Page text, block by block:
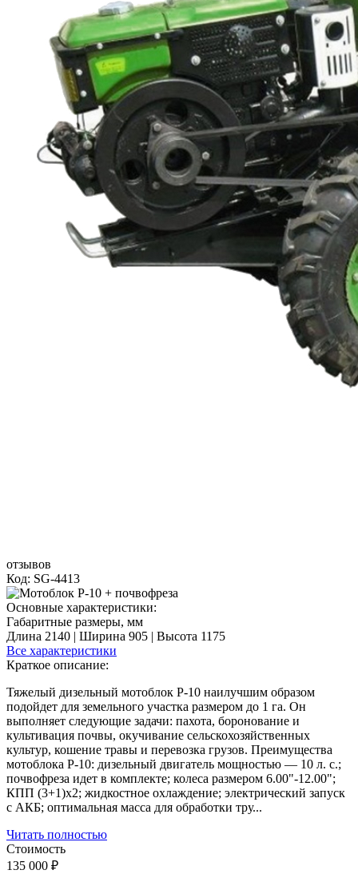
отзывов
Код: SG-4413
Основные характеристики:
Габаритные размеры, мм
Длина 2140 | Ширина 905 | Высота 1175
Все характеристики
Краткое описание:
Тяжелый дизельный мотоблок Р-10 наилучшим образом
подойдет для земельного участка размером до 1 га. Он
выполняет следующие задачи: пахота, боронование и
культивация почвы, окучивание сельскохозяйственных
культур, кошение травы и перевозка грузов. Преимущества
мотоблока Р-10: дизельный двигатель мощностью — 10 л. с.;
почвофреза идет в комплекте; колеса размером 6.00"-12.00";
КПП (3+1)x2; жидкостное охлаждение; электрический запуск
с АКБ; оптимальная масса для обработки тру...
Читать полностью
Стоимость
135 000 ₽